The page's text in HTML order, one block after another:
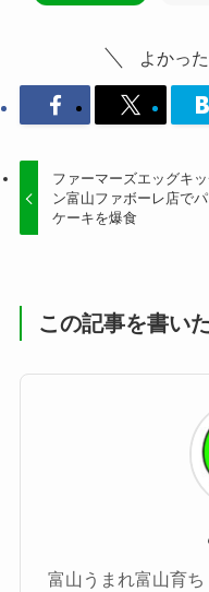
よかっ
ファーマーズエッグキ
ン富山ファボーレ店で
ケーキを爆食
この記事を書い
富山うまれ富山育